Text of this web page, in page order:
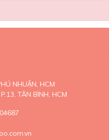
NHUẬN, HCM
TÂN BÌNH, HCM